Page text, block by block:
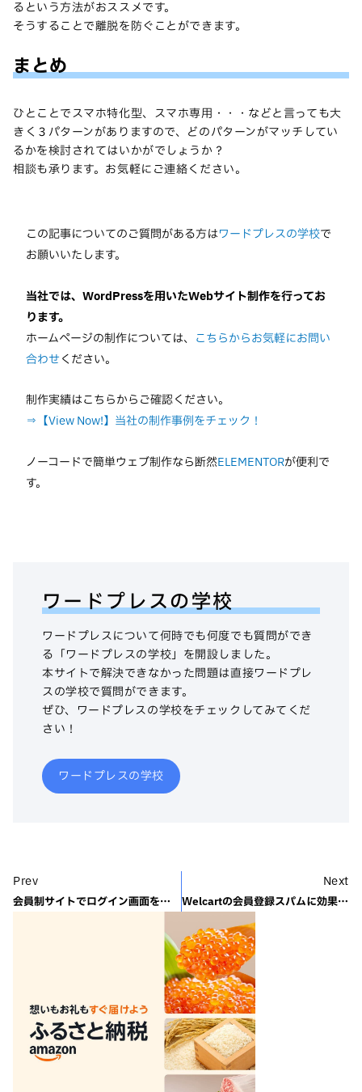
るという方法がおススメです。
そうすることで離脱を防ぐことができます。
まとめ
ひとことでスマホ特化型、スマホ専用・・・などと言っても大
きく３パターンがありますので、どのパターンがマッチしてい
るかを検討されてはいかがでしょうか？
相談も承ります。お気軽にご連絡ください。
この記事についてのご質問がある方はワードプレスの学校で
お願いいたします。
当社では、WordPressを用いたWebサイト制作を行ってお
ります。
ホームページの制作については、 こちらからお気軽にお問い
合わせください。
制作実績はこちらからご確認ください。
⇒【View Now!】当社の制作事例をチェック！
ノーコードで簡単ウェブ制作なら断然ELEMENTORが便利で
す。
ワードプレスの学校
ワードプレスについて何時でも何度でも質問ができ
る「ワードプレスの学校」を開設しました。
本サイトで解決できなかった問題は直接ワードプレ
スの学校で質問ができます。
ぜひ、ワードプレスの学校をチェックしてみてくだ
さい！
ワードプレスの学校
Prev
会員制サイトでログイン画面をカスタムする
Next
Welcartの会員登録スパムに効果的な対策は？